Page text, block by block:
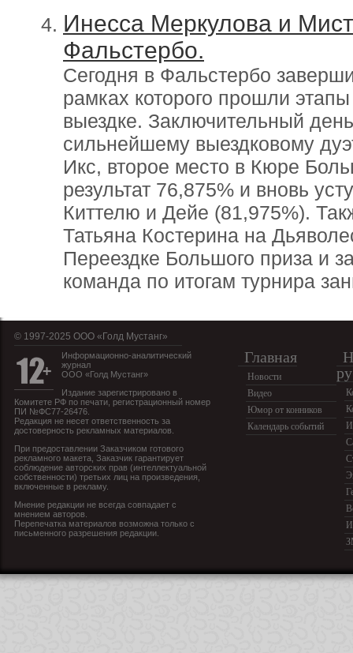
Инесса Меркулова и
Фальстербо.
Сегодня в Фальстербо
рамках которого прошли
выездке. Заключительный
сильнейшему выездковому
Икс, второе место в Кюре
результат 76,875% и вновь
Киттелю и Дейе (81,975%).
Татьяна Костерина на
Переездке Большого приза и
команда по итогам турнира
© 1997-2025 OOO «Голд Мустанг»
Информационно-аналитический
журнал
ООО «Голд Мустанг»
Издание зарегистрировано в
Комитете РФ по печати, регистрационный номер
ПИ №ФС77-26476.
Редакция не несет ответственность за
достоверность рекламных материалов.
При предоставлении Заказчиком готового
рекламного макета, Заказчик гарантирует
соблюдение авторских прав (интеллектуальной
собственности) третьих лиц на произведения,
включенные в рекламу.
Мнение редакции не всегда совпадает с
мнением авторов.
Перепечатка материалов возможна только с
письменного разрешения редакции.
Главная
Новости
Видео
Юмор от конников
Календарь событий